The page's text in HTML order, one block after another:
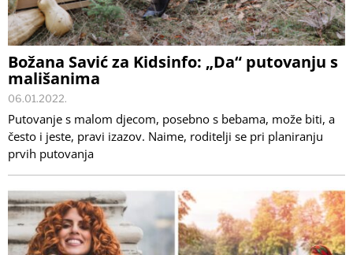
Božana Savić za Kidsinfo: „Da“ putovanju s
mališanima
06.01.2022.
Putovanje s malom djecom, posebno s bebama, može biti, a
često i jeste, pravi izazov. Naime, roditelji se pri planiranju
prvih putovanja